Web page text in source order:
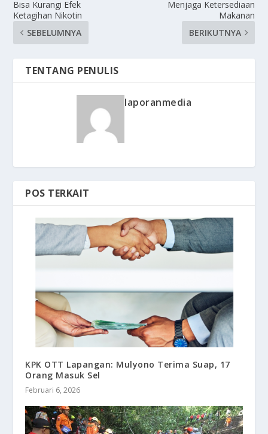
Bisa Kurangi Efek
Ketagihan Nikotin
SEBELUMNYA
Menjaga Ketersediaan
Makanan
BERIKUTNYA
TENTANG PENULIS
laporanmedia
POS TERKAIT
KPK OTT Lapangan: Mulyono Terima Suap, 17
Orang Masuk Sel
Februari 6, 2026